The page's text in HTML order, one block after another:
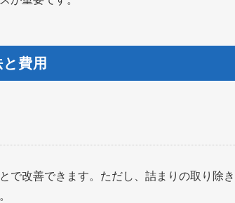
費用
で改善できます。ただし、詰まりの取り除き